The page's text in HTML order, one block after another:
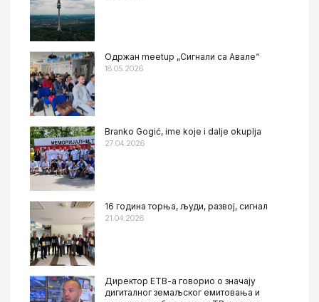
Oдржан meetup „Сигнали са Авале“
18.05.2026
Branko Gogić, ime koje i dalje okuplja
27.04.2026
16 година торња, људи, развој, сигнал
21.04.2026
Директор ЕТВ-а говорио о значају
дигиталног земаљског емитовања и